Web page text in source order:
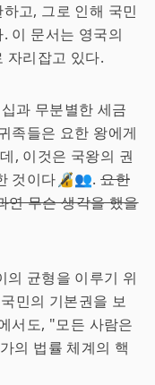
고, 그로 인해 국민
이 문서는 영국의
자리잡고 있다.
과 무분별한 세금
족들은 요한 왕에게
, 이것은 국왕의 권
것이다🔏👥.요한
연 무슨 생각을 했을
의 균형을 이루기 위
민의 기본권을 보
서도, "모든 사람은
의 법률 체계의 핵